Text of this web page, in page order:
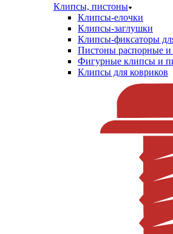
Клипсы, пистоны
Клипсы-елочки
Клипсы-заглушки
Клипсы-фиксаторы
Пистоны распорные
Фигурные клипсы и
Клипсы для ковриков